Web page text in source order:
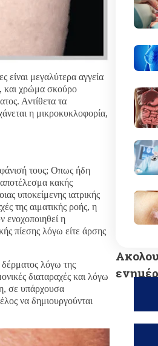
μεγαλύτερα αγγεία
και χρώμα σκούρο
Αντίθετα τα
η μικροκυκλοφορία,
τους; Οπως ήδη
αποτέλεσμα κακής
υποκείμενης ιατρικής
της αιματικής ροής, η
ενοχοποιηθεί η
πίεσης λόγω είτε άρσης
λόγω της
διαταραχές και λόγω
σε υπάρχουσα
να δημιουργούνται